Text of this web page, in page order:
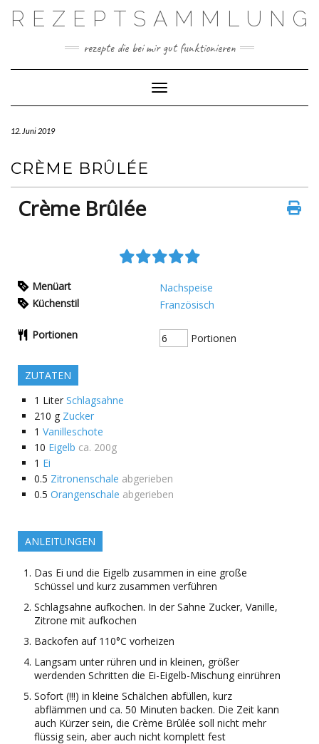
REZEPTSAMMLUNG
rezepte die bei mir gut funktionieren
Toggle Navigation
12. Juni 2019
CRÈME BRÛLÉE
Crème Brûlée
Menüart
Nachspeise
Küchenstil
Französisch
Portionen Portionen
ZUTATEN
1 Liter Schlagsahne
210 g Zucker
1 Vanilleschote
10 Eigelb ca. 200g
1 Ei
0.5 Zitronenschale abgerieben
0.5 Orangenschale abgerieben
ANLEITUNGEN
Das Ei und die Eigelb zusammen in eine große
Schüssel und kurz zusammen verführen
Schlagsahne aufkochen. In der Sahne Zucker, Vanille,
Zitrone mit aufkochen
Backofen auf 110°C vorheizen
Langsam unter rühren und in kleinen, größer
werdenden Schritten die Ei-Eigelb-Mischung einrühren
Sofort (!!!) in kleine Schälchen abfüllen, kurz
abflämmen und ca. 50 Minuten backen. Die Zeit kann
auch Kürzer sein, die Crème Brûlée soll nicht mehr
flüssig sein, aber auch nicht komplett fest